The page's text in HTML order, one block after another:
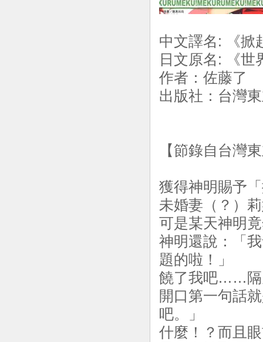
中文譯名: 《
日文原名: 《
作者：佐藤
出版社：台灣
【節錄自台灣
獲得神明賜予
未婚妻（？）
可是某天神明
神明還說：「
題的啦！」
饒了我吧……隔
開口第一句話
吧。」
什麼！？而且